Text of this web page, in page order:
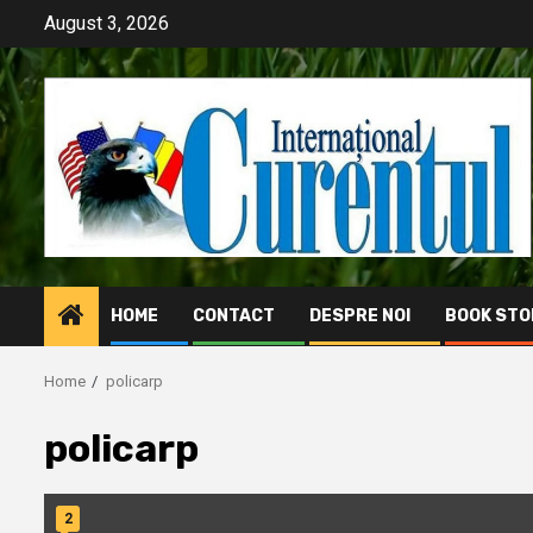
content
August 3, 2026
HOME CONTACT DESPRE NOI BOOK
Home policarp
policarp
2